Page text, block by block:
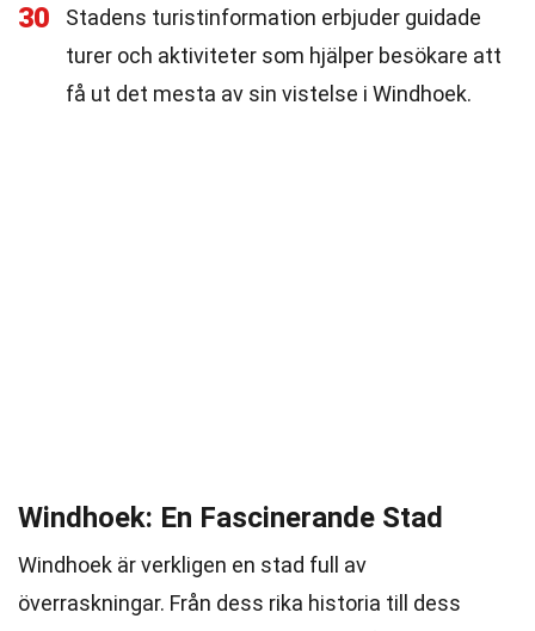
30
Stadens turistinformation erbjuder guidade
turer och aktiviteter som hjälper besökare att
få ut det mesta av sin vistelse i Windhoek.
Windhoek: En Fascinerande Stad
Windhoek är verkligen en stad full av
överraskningar. Från dess rika historia till dess